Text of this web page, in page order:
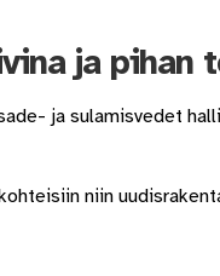
ja pihan
ja sulamisvedet
niin